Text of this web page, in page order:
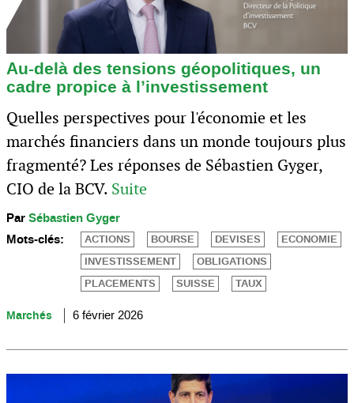
Au-delà des tensions géopolitiques, un
cadre propice à l’investissement
Quelles perspectives pour l'économie et les
marchés financiers dans un monde toujours plus
fragmenté? Les réponses de Sébastien Gyger,
CIO de la BCV. Suite
ParSébastien Gyger
Mots-clés:
ACTIONS BOURSE DEVISES
ECONOMIE
INVESTISSEMENT
OBLIGATIONS
PLACEMENTS
SUISSE TAUX
Marchés 6 février 2026